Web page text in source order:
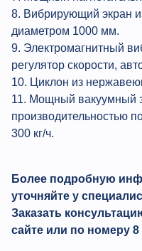
8. Вибрирующий экран
диаметром 1000 мм.
9. Электромагнитный
регулятор скорости,
10. Циклон из
11. Мощный вакуумный
производительностью
300 кг/ч.
Более подробную
уточняйте у
Заказать
сайте или по номеру 8